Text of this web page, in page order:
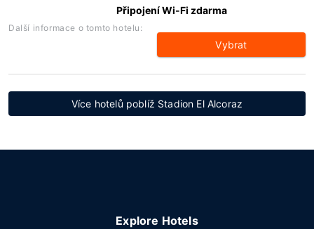
Připojení Wi-Fi zdarma
Další informace o tomto hotelu:
Vybrat
Více hotelů poblíž Stadion El Alcoraz
Explore Hotels